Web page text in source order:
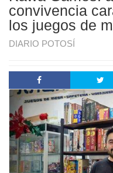
convivencia
los juegos de
DIARIO POTOSÍ